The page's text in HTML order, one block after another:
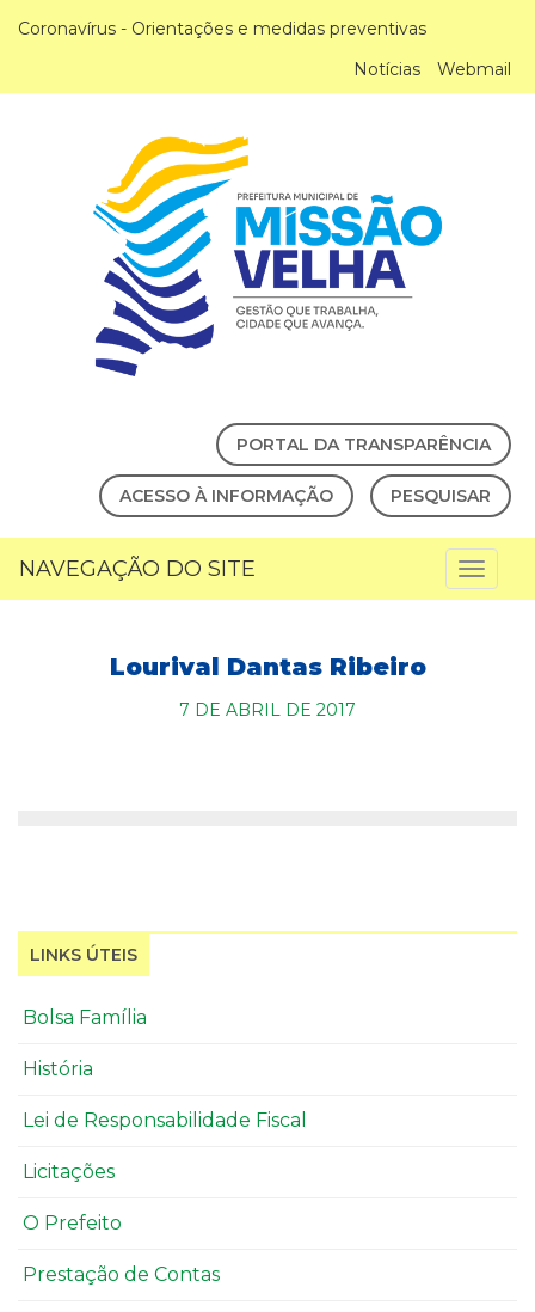
Coronavírus - Orientações e medidas preventivas
Notícias
Webmail
PORTAL DA TRANSPARÊNCIA
ACESSO À INFORMAÇÃO PESQUISAR
NAVEGAÇÃO DO SITE
Lourival Dantas Ribeiro
7 DE ABRIL DE 2017
LINKS ÚTEIS
Bolsa Família
História
Lei de Responsabilidade Fiscal
Licitações
O Prefeito
Prestação de Contas